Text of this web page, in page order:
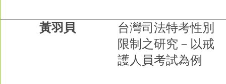
黃羽貝
台灣司法特考性別
限制之研究－以戒
護人員考試為例